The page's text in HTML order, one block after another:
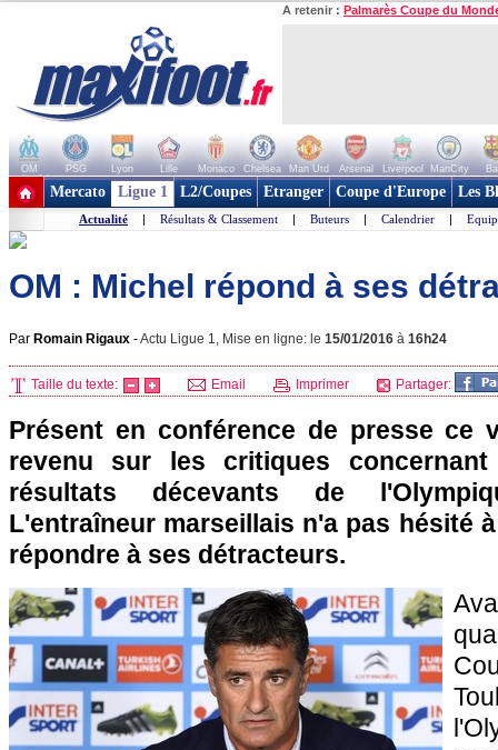
A retenir : Palmarès Coupe du
OM PSG Lyon Lille Monaco Chelsea Man Utd Arsenal Liverpool ManCity
+ de clubs
Mercato Ligue 1 L2/Coupes Etranger Coupe d'Europe Les
Actualité | Résultats & Classement | Buteurs | Calendrier |
OM : Michel répond à ses
Par Romain Rigaux -Actu Ligue 1, Mise en ligne: le 15/01/2016 à 16h24
Taille du texte: Email Imprimer Partager:
Présent en conférence de presse ce
revenu sur les critiques
résultats décevants de
L'entraîneur marseillais n'a pas hésité
répondre à ses détracteurs.